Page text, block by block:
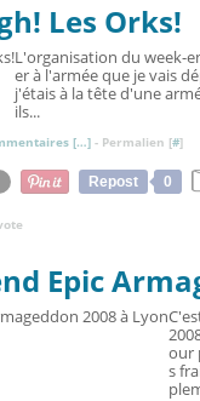
Les Orks!
L'organisation du week-
er à l'armée que je vais
j'étais à la tête d'une
ils...
[…] - Permalien [#]
Repost
0
Epic
our
s